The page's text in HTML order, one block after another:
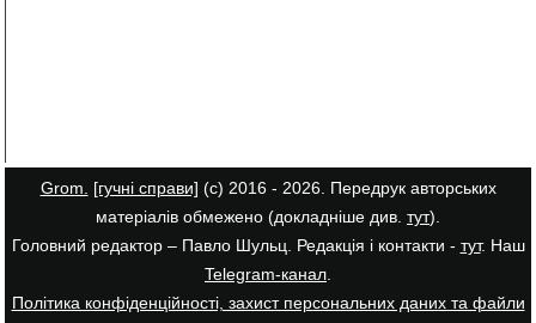
Grom. [гучні справи] (с) 2016 - 2026. Передрук авторських
матеріалів обмежено (докладніше див. тут).
Головний редактор – Павло Шульц. Редакція і контакти - тут. Наш
Telegram-канал.
Політика конфіденційності, захист персональних даних та файли